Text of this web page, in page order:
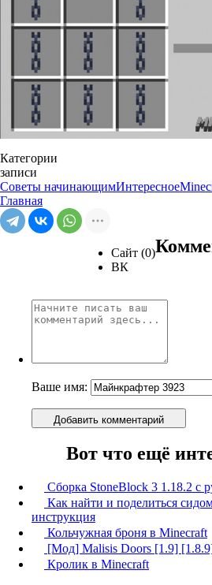
Категории
записи
Советы начинающимИнтересное
Главная
Сайт (0)
ВК
Ваше имя:
Добавить комментарий
Вот что ещё
Сборка StoneBlock 3 1.18.2 с
Как найти и поделиться
инструкция
Кольчужная броня в Minecraft
[Мод] Malisis Doors [1.9]
Кролик в Minecraft